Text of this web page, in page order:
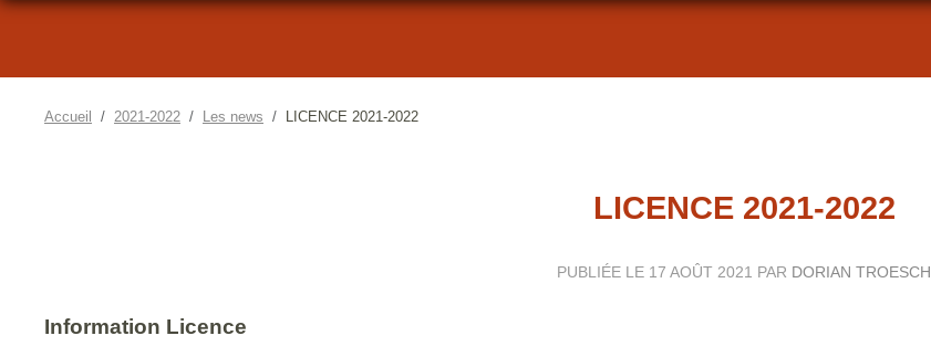
Accueil 2021-2022 Les news LICENCE 2021-2022
LICENCE 2021-2022
PUBLIÉE LE 17 AOÛT 2021 PAR DORIAN TROESCH
Information Licence